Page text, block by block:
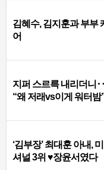
김혜수, 김지훈과 부부
어
지퍼 스르륵 내리더니
“왜 저래vs이게 워터밤
‘김부장’ 최대훈 아내,
셔널 3위 ♥장윤서였다